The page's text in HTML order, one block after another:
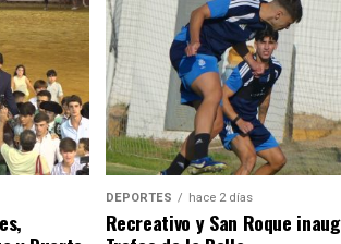
DEPORTES hace 2 días
Recreativo y San Roque